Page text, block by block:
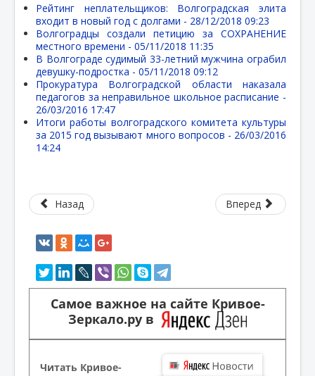
Рейтинг неплательщиков: Волгоградская элита
входит в новый год с долгами - 28/12/2018 09:23
Волгоградцы создали петицию за СОХРАНЕНИЕ
местного времени - 05/11/2018 11:35
В Волгограде судимый 33-летний мужчина ограбил
девушку-подростка - 05/11/2018 09:12
Прокуратура Волгоградской области наказала
педагогов за неправильное школьное расписание -
26/03/2016 17:47
Итоги работы волгоградского комитета культуры
за 2015 год вызывают много вопросов - 26/03/2016
14:24
Назад Вперед
Самое важное на сайте Кривое-
Зеркало.ру в
Читать Кривое-